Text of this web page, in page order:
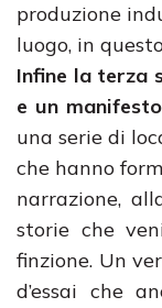
produzione
luogo, in
Infine la terza
e un
una serie di
che hanno
narrazione,
storie che
finzione. Un
d’essai che